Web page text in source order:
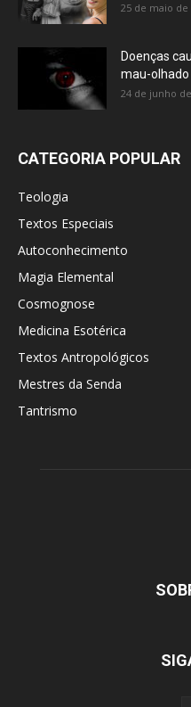
25 de maio de
Doenças
mau-olhado
24 de junho
CATEGORIA POPULAR
Teologia
Textos Especiais
Autoconhecimento
Magia Elemental
Cosmognose
Medicina Esotérica
Textos Antropológicos
Mestres da Senda
Tantrismo